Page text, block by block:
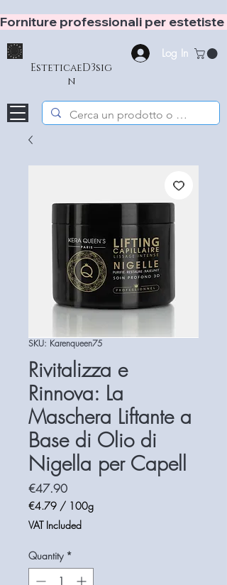
Forniture professionali per
EsteticaeD3sig
n
Log In
SKU: Karenqueen75
Rivitalizza e
Rinnova: La
Maschera Liftante a
Base di Olio di
Nigella per Capell
€47.90Price
€4.79 / 100g
€4.79
per
Grams
VAT Included
Quantity *